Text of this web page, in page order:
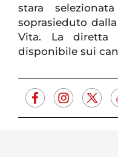
stara
soprasieduto
Vita. La diretta
disponibile sui